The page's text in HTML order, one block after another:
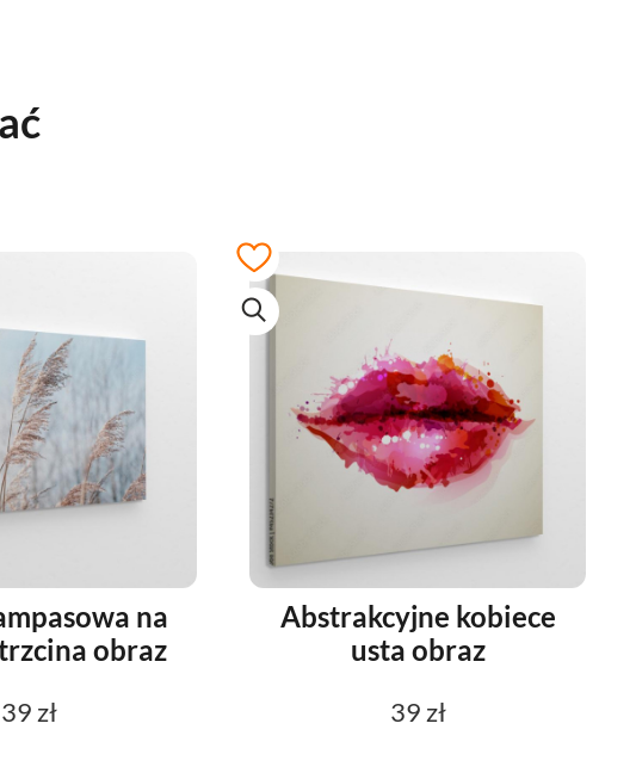
na
obraz
39 zł
Abstrakcyjne kobiece
usta obraz
39 zł